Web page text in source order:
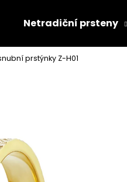
Netradiční prsteny
prstýnky Z-H01
Co potřebujete
Doporučujeme